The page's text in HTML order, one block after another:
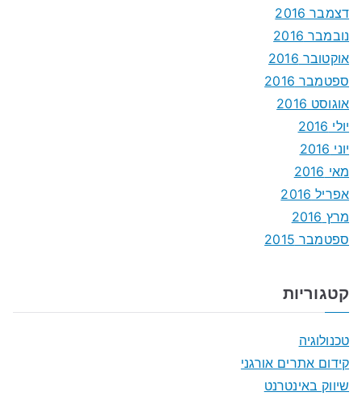
דצמבר 2016
נובמבר 2016
אוקטובר 2016
ספטמבר 2016
אוגוסט 2016
יולי 2016
יוני 2016
מאי 2016
אפריל 2016
מרץ 2016
ספטמבר 2015
קטגוריות
טכנולוגיה
קידום אתרים אורגני
שיווק באינטרנט